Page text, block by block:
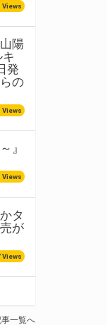
Views
陽
発
の
Views
』
Views
タ
が
Views
事一覧へ